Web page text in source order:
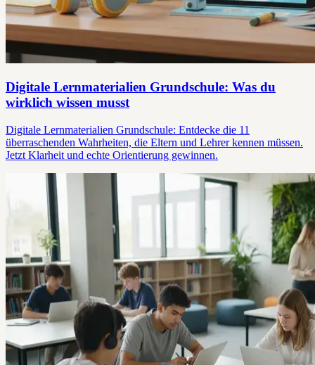
Digitale Lernmaterialien Grundschule: Was du
wirklich wissen musst
Digitale Lernmaterialien Grundschule: Entdecke die 11
überraschenden Wahrheiten, die Eltern und Lehrer kennen müssen.
Jetzt Klarheit und echte Orientierung gewinnen.